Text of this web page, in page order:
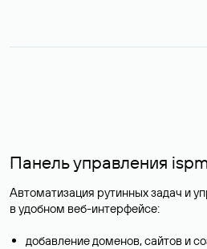
Панель управления
Автоматизация рутинных задач и
в удобном веб-интерфейсе:
добавление доменов, сайтов и